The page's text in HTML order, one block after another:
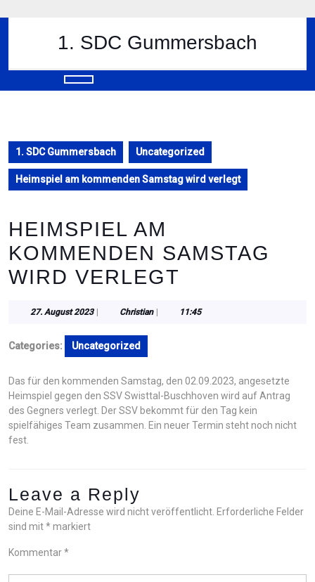
to
1. SDC Gummersbach
Button
1. SDC Gummersbach Uncategorized
Heimspiel am kommenden Samstag wird verlegt
HEIMSPIEL AM
KOMMENDEN SAMSTAG
WIRD VERLEGT
27. August 202327.
2023
ChristianChristian11:45
Categories: Uncategorized
Das für den kommenden Samstag, den 02.09.2023, angesetzte
Heimspiel gegen den SSV Swisttal-Buschhoven wird auf Antrag
des Gegners verlegt. Der SSV bekommt für den Tag kein
spielfähiges Team zusammen. Ein neuer Termin steht noch nicht
fest.
Leave a Reply
Deine E-Mail-Adresse wird nicht veröffentlicht. Erforderliche Felder
sind mit*markiert
Kommentar*